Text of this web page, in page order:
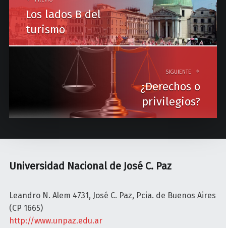
s
t
a
t
o
n
Los lados B del
turismo
SIGUIENTE
¿Derechos o
privilegios?
Universidad Nacional de José C. Paz
Leandro N. Alem 4731, José C. Paz, Pcia. de Buenos Aires
(CP 1665)
http://www.unpaz.edu.ar